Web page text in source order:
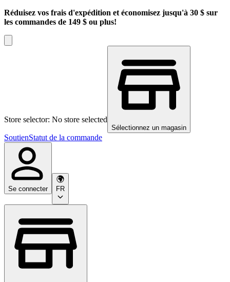
Réduisez vos frais d'expédition et économisez jusqu'à 30 $ sur
les commandes de 149 $ ou plus!
Store selector: No store selected
Sélectionnez un magasin
SoutienStatut de la commande
Se connecter FR